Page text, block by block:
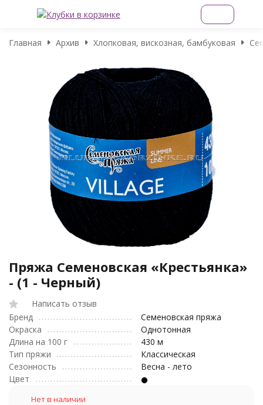
Главная Архив Хлопковая, вискозная, бамбуковая
Пряжа Семеновская «Крестьянка»
- (1 - Черный)
Написать отзыв
Бренд
Семеновская пряжа
Окраска
Однотонная
Длина на 100 г
430 м
Тип пряжи
Классическая
Сезонность
Весна - лето
Цвет
Нет в наличии